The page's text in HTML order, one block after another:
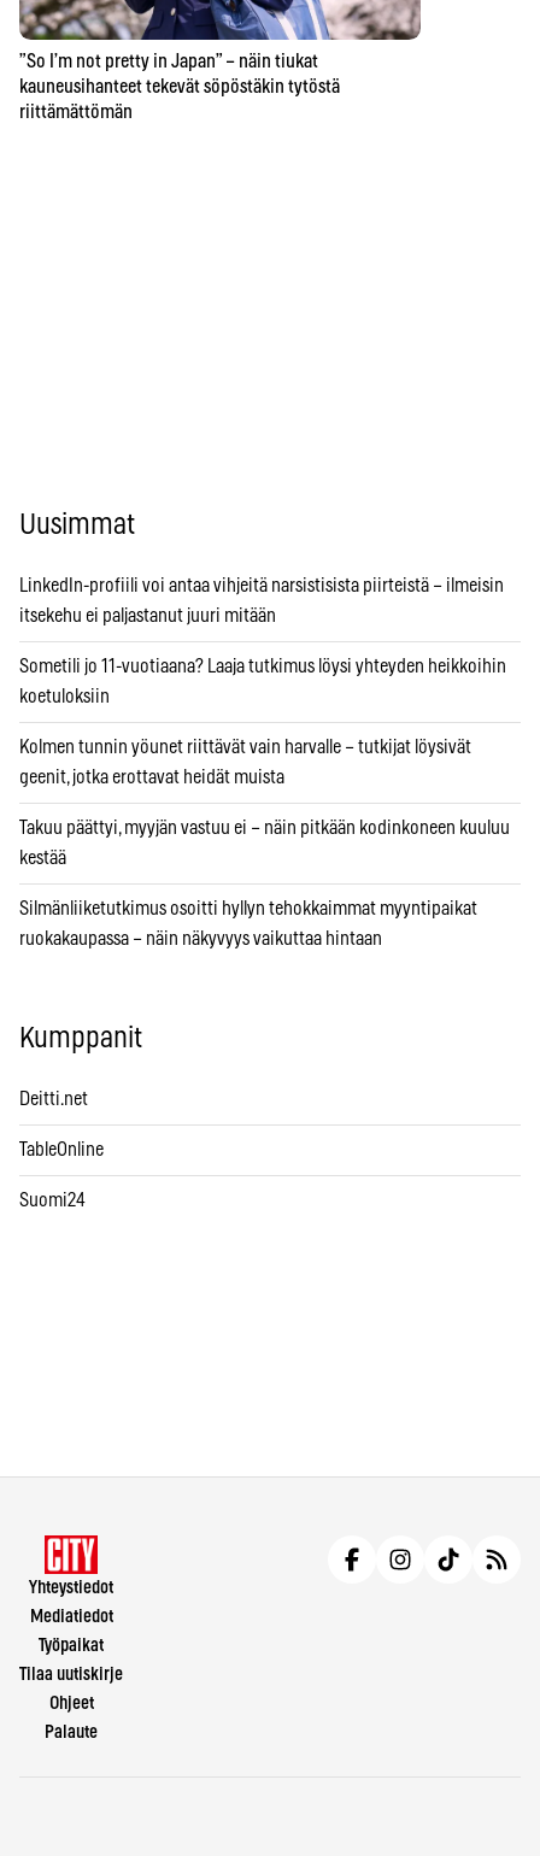
”So I’m not pretty in Japan” – näin tiukat
kauneusihanteet tekevät söpöstäkin tytöstä
riittämättömän
Uusimmat
LinkedIn-profiili voi antaa vihjeitä narsistisista piirteistä – ilmeisin
itsekehu ei paljastanut juuri mitään
Sometili jo 11-vuotiaana? Laaja tutkimus löysi yhteyden heikkoihin
koetuloksiin
Kolmen tunnin yöunet riittävät vain harvalle – tutkijat löysivät
geenit, jotka erottavat heidät muista
Takuu päättyi, myyjän vastuu ei – näin pitkään kodinkoneen kuuluu
kestää
Silmänliiketutkimus osoitti hyllyn tehokkaimmat myyntipaikat
ruokakaupassa – näin näkyvyys vaikuttaa hintaan
Kumppanit
Deitti.net
TableOnline
Suomi24
Yhteystiedot
Mediatiedot
Työpaikat
Tilaa uutiskirje
Ohjeet
Palaute